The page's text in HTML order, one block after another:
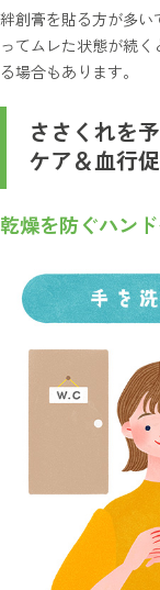
絆創膏を貼る方が多い
ってムレた状態が続
る場合もあります。
ささくれを
ケア＆血行
乾燥を防ぐハン